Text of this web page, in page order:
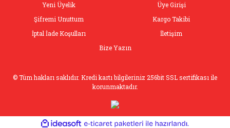
Yeni Üyelik
Üye Girişi
Şifremi Unuttum
Kargo Takibi
İptal İade Koşulları
İletişim
Bize Yazın
© Tüm hakları saklıdır. Kredi kartı bilgileriniz 256bit SSL sertifikası ile
korunmaktadır.
ideasoft e-